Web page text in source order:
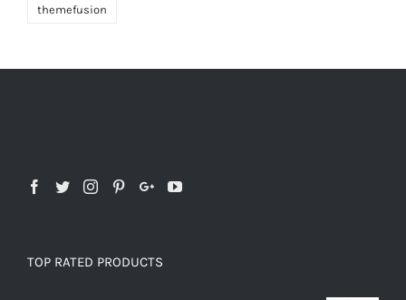
themefusion
TOP RATED PRODUCTS